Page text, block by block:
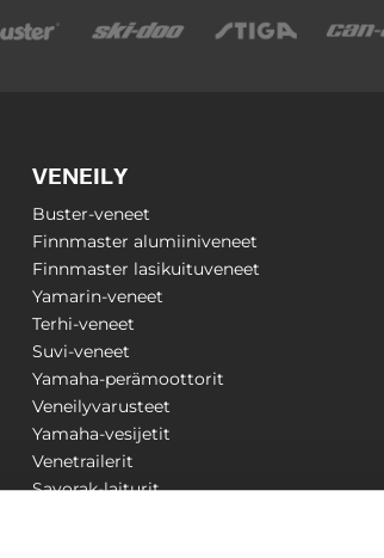
VENEILY
Buster-veneet
Finnmaster alumiiniveneet
Finnmaster lasikuituveneet
Yamarin-veneet
Terhi-veneet
Suvi-veneet
Yamaha-perämoottorit
Veneilyvarusteet
Yamaha-vesijetit
Venetrailerit
Savorak-laiturit